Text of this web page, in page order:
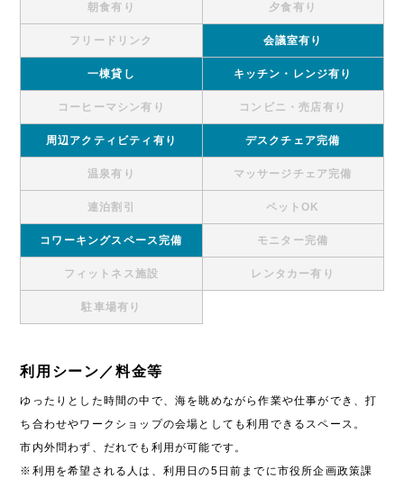
朝食有り 夕食有り
フリードリンク 会議室有り
一棟貸し キッチン・レンジ有り
コーヒーマシン有り コンビニ・売店有り
周辺アクティビティ有り デスクチェア完備
温泉有り マッサージチェア完備
連泊割引 ペットOK
コワーキングスペース完備 モニター完備
フィットネス施設 レンタカー有り
駐車場有り
利用シーン／料金等
ゆったりとした時間の中で、海を眺めながら作業や仕事ができ、打
ち合わせやワークショップの会場としても利用できるスペース。
市内外問わず、だれでも利用が可能です。
※利用を希望される人は、利用日の5日前までに市役所企画政策課